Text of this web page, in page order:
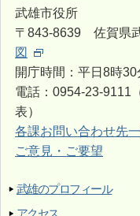
武雄市役所
〒843-8639 佐賀県
図
開庁時間：平日8時
電話：0954-23-9111
表）
各課お問い合わせ先
ご意見・ご要望
武雄のプロフィール
アクセス